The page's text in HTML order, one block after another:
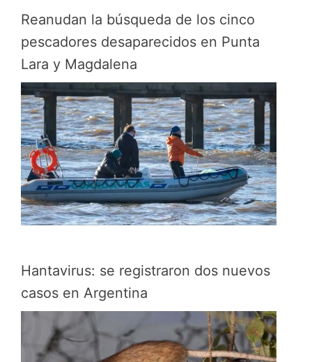
Reanudan la búsqueda de los cinco
pescadores desaparecidos en Punta
Lara y Magdalena
Hantavirus: se registraron dos nuevos
casos en Argentina